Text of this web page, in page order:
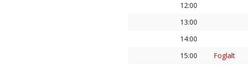
12:00
13:00
14:00
15:00
Foglalt